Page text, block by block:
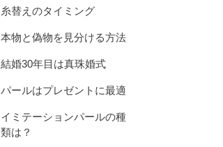
糸替えのタイミング
本物と偽物を見分ける方法
結婚30年目は真珠婚式
パールはプレゼントに最適
イミテーションパールの種
類は？